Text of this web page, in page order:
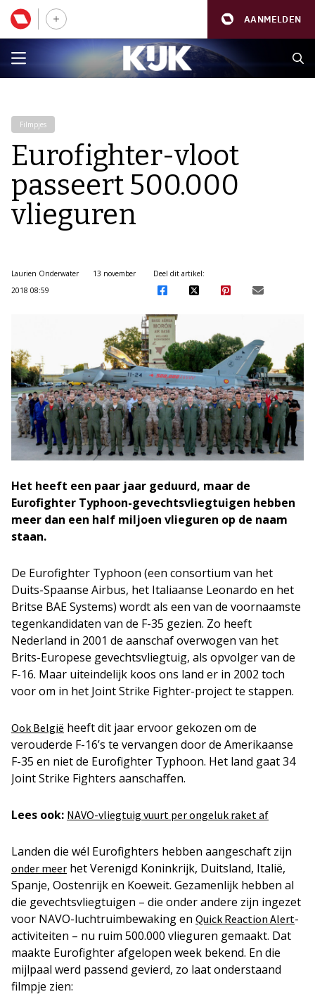
AANMELDEN
Filmpjes
Eurofighter-vloot
passeert 500.000
vlieguren
Laurien Onderwater
13 november
2018 08:59
Deel dit artikel:
Het heeft een paar jaar geduurd, maar de
Eurofighter Typhoon-gevechtsvliegtuigen hebben
meer dan een half miljoen vlieguren op de naam
staan.
De Eurofighter Typhoon (een consortium van het
Duits-Spaanse Airbus, het Italiaanse Leonardo en het
Britse BAE Systems) wordt als een van de voornaamste
tegenkandidaten van de F-35 gezien. Zo heeft
Nederland in 2001 de aanschaf overwogen van het
Brits-Europese gevechtsvliegtuig, als opvolger van de
F-16. Maar uiteindelijk koos ons land er in 2002 toch
voor om in het Joint Strike Fighter-project te stappen.
Ook België heeft dit jaar ervoor gekozen om de
verouderde F-16’s te vervangen door de Amerikaanse
F-35 en niet de Eurofighter Typhoon. Het land gaat 34
Joint Strike Fighters aanschaffen.
Lees ook: NAVO-vliegtuig vuurt per ongeluk raket af
Landen die wél Eurofighters hebben aangeschaft zijn
onder meer het Verenigd Koninkrijk, Duitsland, Italië,
Spanje, Oostenrijk en Koeweit. Gezamenlijk hebben al
die gevechtsvliegtuigen – die onder andere zijn ingezet
voor NAVO-luchtruimbewaking en Quick Reaction Alert-
activiteiten – nu ruim 500.000 vlieguren gemaakt. Dat
maakte Eurofighter afgelopen week bekend. En die
mijlpaal werd passend gevierd, zo laat onderstaand
filmpje zien: